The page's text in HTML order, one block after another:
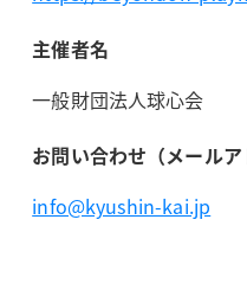
主催者名
一般財団法人球心会
お問い合わせ（メールア
info@kyushin-kai.jp